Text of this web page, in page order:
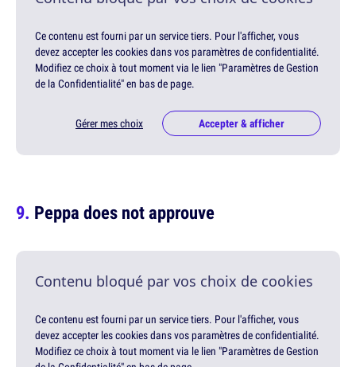
Ce contenu est fourni par un service tiers. Pour l'afficher, vous
devez accepter les cookies dans vos paramètres de confidentialité.
Modifiez ce choix à tout moment via le lien "Paramètres de Gestion
de la Confidentialité" en bas de page.
Gérer mes choix Accepter & afficher
Peppa does not approuve
Contenu bloqué par vos choix de cookies
Ce contenu est fourni par un service tiers. Pour l'afficher, vous
devez accepter les cookies dans vos paramètres de confidentialité.
Modifiez ce choix à tout moment via le lien "Paramètres de Gestion